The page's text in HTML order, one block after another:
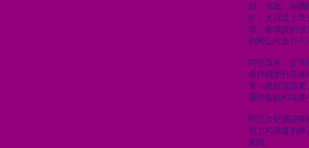
好、高效、與國
司，尤其是上市
準。壹傳媒的管
利用公司進行不
特區政府、監管
港持續奉行享譽
準，維持高質素
國際金融和商
特區政府感謝陳
能力和高度的專
厥職。